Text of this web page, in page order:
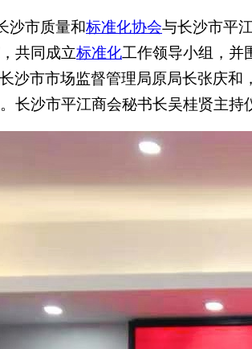
沙市质量和标准化协会与长沙市平
共同成立标准化工作领导小组，并
长沙市市场监督管理局原局长张庆和
长沙市平江商会秘书长吴桂贤主持